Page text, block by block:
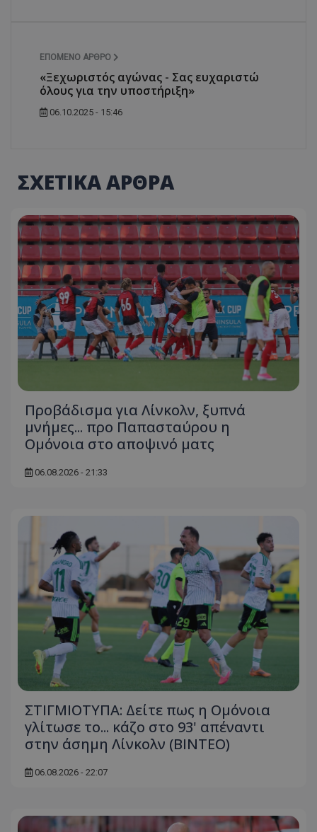
ΕΠΌΜΕΝΟ ΆΡΘΡΟ
«Ξεχωριστός αγώνας - Σας ευχαριστώ
όλους για την υποστήριξη»
06.10.2025 - 15:46
ΣΧΕΤΙΚΑ ΑΡΘΡΑ
Προβάδισμα για Λίνκολν, ξυπνά
μνήμες... προ Παπασταύρου η
Ομόνοια στο αποψινό ματς
06.08.2026 - 21:33
ΣΤΙΓΜΙΟΤΥΠΑ: Δείτε πως η Ομόνοια
γλίτωσε το... κάζο στο 93' απέναντι
στην άσημη Λίνκολν (ΒΙΝΤΕΟ)
06.08.2026 - 22:07